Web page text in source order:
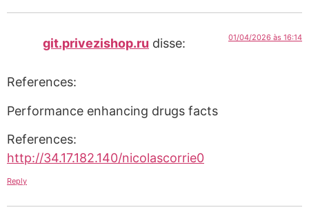
git.privezishop.ru disse: 01/04/2026 às 16:14
References:
Performance enhancing drugs facts
References:
http://34.17.182.140/nicolascorrie0
Reply